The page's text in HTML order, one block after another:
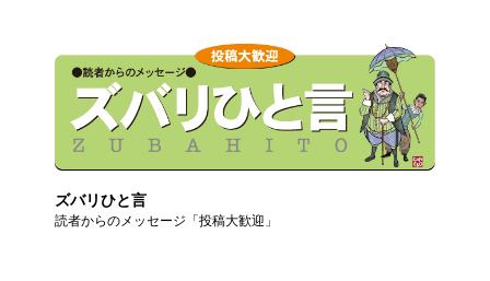
ズバリひと言
読者からのメッセージ「投稿大歓迎」